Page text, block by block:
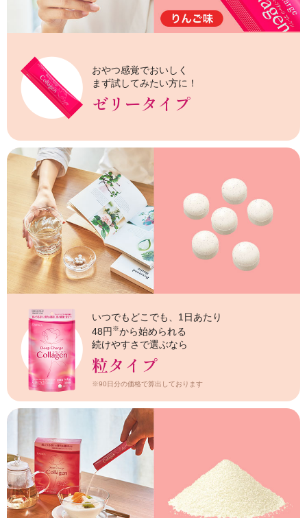
おやつ感覚でおいしく
まず試してみたい方に！
ゼリータイプ
いつでもどこでも、1日あたり
48円 ※から始められる
続けやすさで選ぶなら
粒タイプ
※90日分の価格で算出しております